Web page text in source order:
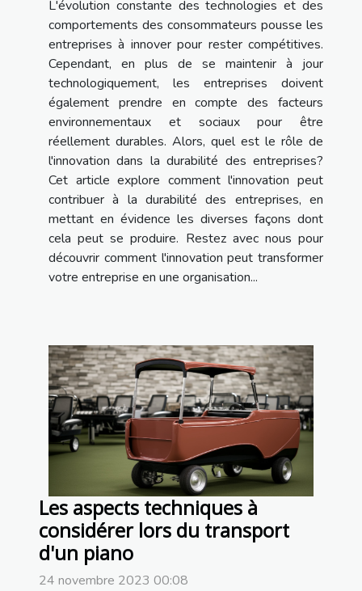
L'évolution constante des technologies et des
comportements des consommateurs pousse les
entreprises à innover pour rester compétitives.
Cependant, en plus de se maintenir à jour
technologiquement, les entreprises doivent
également prendre en compte des facteurs
environnementaux et sociaux pour être
réellement durables. Alors, quel est le rôle de
l'innovation dans la durabilité des entreprises?
Cet article explore comment l'innovation peut
contribuer à la durabilité des entreprises, en
mettant en évidence les diverses façons dont
cela peut se produire. Restez avec nous pour
découvrir comment l'innovation peut transformer
votre entreprise en une organisation...
Les aspects techniques à
considérer lors du transport
d'un piano
24 novembre 2023 00:08